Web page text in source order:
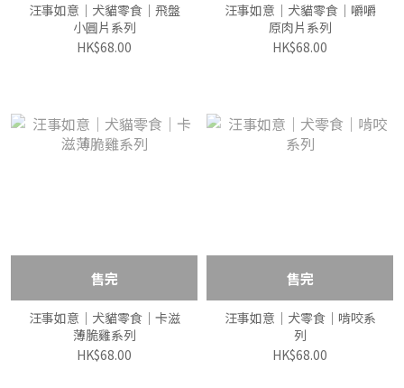
汪事如意｜犬貓零食｜飛盤
小圓片系列
HK$68.00
汪事如意｜犬貓零食｜嚼嚼
原肉片系列
HK$68.00
售完
汪事如意｜犬貓零食｜卡滋
薄脆雞系列
HK$68.00
售完
汪事如意｜犬零食｜啃咬系
列
HK$68.00